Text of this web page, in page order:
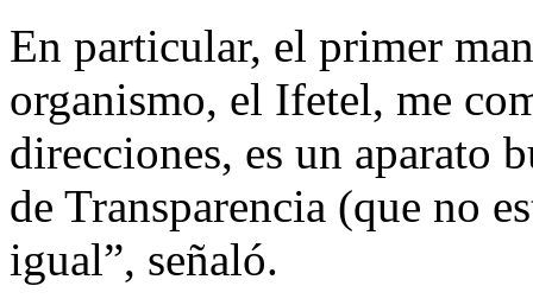
En particular, el primer
organismo, el Ifetel, me
direcciones, es un aparato
de Transparencia (que no
igual”, señaló.